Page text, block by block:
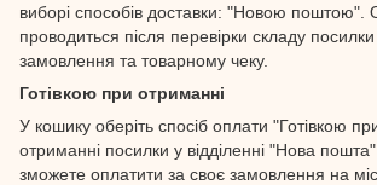
виборі способів доставки: "Новою поштою".
проводиться після перевірки складу посилки
замовлення та товарному чеку.
Готівкою при отриманні
У кошику оберіть спосіб оплати "Готівкою
отриманні посилки у відділенні "Нова
зможете оплатити за своє замовлення на